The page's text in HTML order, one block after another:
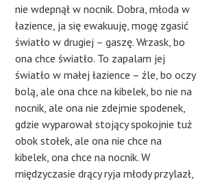
nie wdepnął w nocnik. Dobra, młoda w
łazience, ja się ewakuuję, mogę zgasić
światło w drugiej – gaszę. Wrzask, bo
ona chce światło. To zapalam jej
światło w małej łazience – źle, bo oczy
bolą, ale ona chce na kibelek, bo nie na
nocnik, ale ona nie zdejmie spodenek,
gdzie wyparował stojący spokojnie tuż
obok stołek, ale ona nie chce na
kibelek, ona chce na nocnik. W
międzyczasie drący ryja młody przylazł,